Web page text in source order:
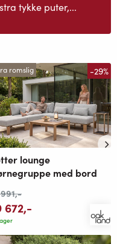
tykke puter,...
romslig -29%
lounge
med bord
,-
672,-